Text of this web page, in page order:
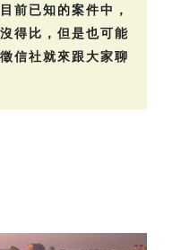
前已知的案件中，
得比，但是也可能
信社就來跟大家聊